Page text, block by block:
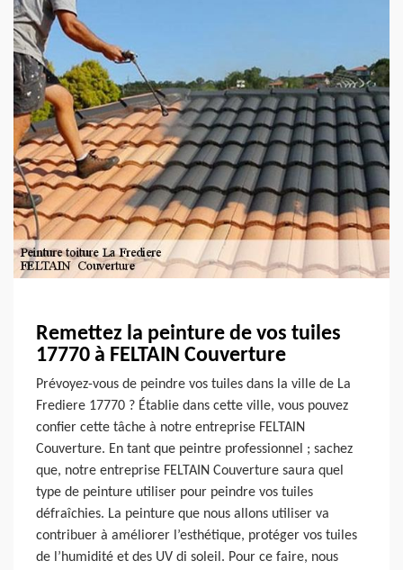
Remettez la peinture de vos tuiles
17770 à FELTAIN Couverture
Prévoyez-vous de peindre vos tuiles dans la ville de La
Frediere 17770 ? Établie dans cette ville, vous pouvez
confier cette tâche à notre entreprise FELTAIN
Couverture. En tant que peintre professionnel ; sachez
que, notre entreprise FELTAIN Couverture saura quel
type de peinture utiliser pour peindre vos tuiles
défraîchies. La peinture que nous allons utiliser va
contribuer à améliorer l’esthétique, protéger vos tuiles
de l’humidité et des UV di soleil. Pour ce faire, nous